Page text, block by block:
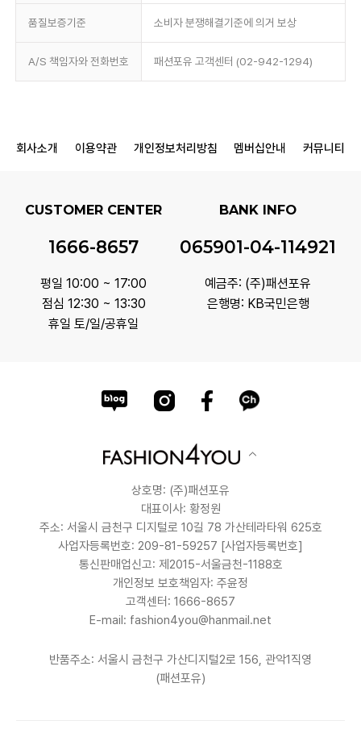
품질보증기준 소비자 분쟁해결기준에 의거 보상
A/S 책임자와 전화번호 패션포유 고객센터 (02-942-1294)
회사소개 이용약관 개인정보처리방침 멤버십안내 커뮤니티
CUSTOMER CENTER
1666-8657
평일 10:00 ~ 17:00
점심 12:30 ~ 13:30
휴일 토/일/공휴일
BANK INFO
065901-04-114921
예금주: (주)패션포유
은행명: KB국민은행
상호명: (주)패션포유
대표이사: 황정원
주소: 서울시 금천구 디지털로 10길 78 가산테라타워 625호
사업자등록번호: 209-81-59257 [사업자등록번호]
통신판매업신고: 제2015-서울금천-1188호
개인정보 보호책임자: 주윤정
고객센터: 1666-8657
E-mail: fashion4you@hanmail.net
반품주소: 서울시 금천구 가산디지털2로 156, 관악1직영
(패션포유)